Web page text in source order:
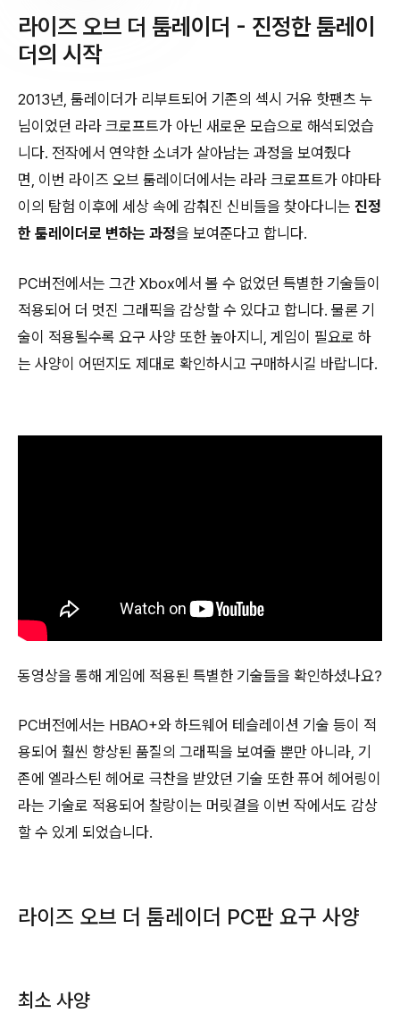
라이즈 오브 더 툼레이더 - 진정한 툼레이
더의 시작
2013년, 툼레이더가 리부트되어 기존의 섹시 거유 핫팬츠 누
님이었던 라라 크로프트가 아닌 새로운 모습으로 해석되었습
니다. 전작에서 연약한 소녀가 살아남는 과정을 보여줬다
면, 이번 라이즈 오브 툼레이더에서는 라라 크로프트가 야마타
이의 탐험 이후에 세상 속에 감춰진 신비들을 찾아다니는 진정
한 툼레이더로 변하는 과정을 보여준다고 합니다.
PC버전에서는 그간 Xbox에서 볼 수 없었던 특별한 기술들이
적용되어 더 멋진 그래픽을 감상할 수 있다고 합니다. 물론 기
술이 적용될수록 요구 사양 또한 높아지니, 게임이 필요로 하
는 사양이 어떤지도 제대로 확인하시고 구매하시길 바랍니다.
동영상을 통해 게임에 적용된 특별한 기술들을 확인하셨나요?
PC버전에서는 HBAO+와 하드웨어 테슬레이션 기술 등이 적
용되어 훨씬 향상된 품질의 그래픽을 보여줄 뿐만 아니라, 기
존에 엘라스틴 헤어로 극찬을 받았던 기술 또한 퓨어 헤어링이
라는 기술로 적용되어 찰랑이는 머릿결을 이번 작에서도 감상
할 수 있게 되었습니다.
라이즈 오브 더 툼레이더 PC판 요구 사양
최소 사양